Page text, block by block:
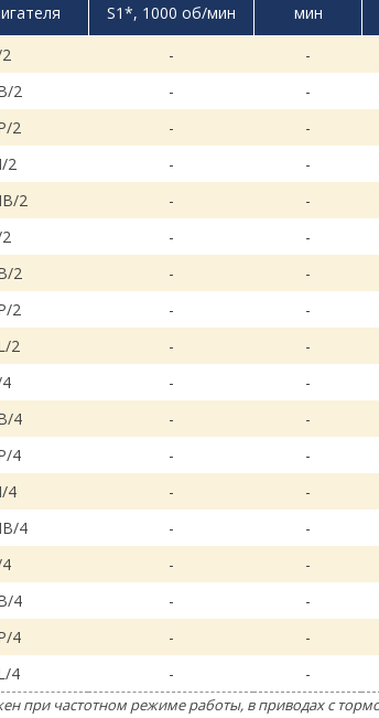
S1*, 1000 об/мин
мин
- -
2
- -
2
- -
2
- -
2
- -
- -
2
- -
2
- -
2
- -
- -
4
- -
4
- -
4
- -
4
- -
- -
4
- -
4
- -
4
- -
при частотном режиме работы, в приводах с